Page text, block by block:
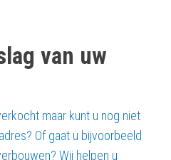
van uw
maar kunt u nog niet
Of gaat u bijvoorbeeld
Wij helpen u